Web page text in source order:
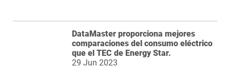
DataMaster proporciona mejores
comparaciones del consumo eléctrico
que el TEC de Energy Star.
29 Jun 2023